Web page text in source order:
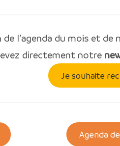
de l’agenda du mois et
directement notre
Je souhaite
Agenda